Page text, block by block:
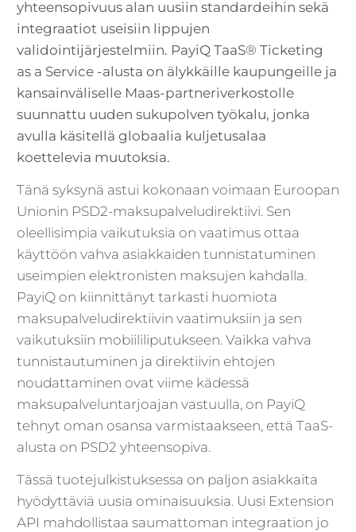
yhteensopivuus alan uusiin standardeihin sekä
integraatiot useisiin lippujen
validointijärjestelmiin. PayiQ TaaS® Ticketing
as a Service -alusta on älykkäille kaupungeille ja
kansainväliselle Maas-partneriverkostolle
suunnattu uuden sukupolven työkalu, jonka
avulla käsitellä globaalia kuljetusalaa
koettelevia muutoksia.
Tänä syksynä astui kokonaan voimaan Euroopan
Unionin PSD2-maksupalveludirektiivi. Sen
oleellisimpia vaikutuksia on vaatimus ottaa
käyttöön vahva asiakkaiden tunnistatuminen
useimpien elektronisten maksujen kahdalla.
PayiQ on kiinnittänyt tarkasti huomiota
maksupalveludirektiivin vaatimuksiin ja sen
vaikutuksiin mobiililiputukseen. Vaikka vahva
tunnistautuminen ja direktiivin ehtojen
noudattaminen ovat viime kädessä
maksupalveluntarjoajan vastuulla, on PayiQ
tehnyt oman osansa varmistaakseen, että TaaS-
alusta on PSD2 yhteensopiva.
Tässä tuotejulkistuksessa on paljon asiakkaita
hyödyttäviä uusia ominaisuuksia. Uusi Extension
API mahdollistaa saumattoman integraation jo